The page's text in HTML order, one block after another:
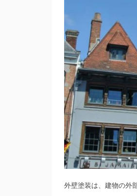
外壁塗装は、建物の外